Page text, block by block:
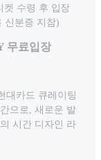
켓 수령 후 입장
신분증 지참)
무료입장
대카드 큐레이팅
으로, 새로운 발
시간 디자인 라